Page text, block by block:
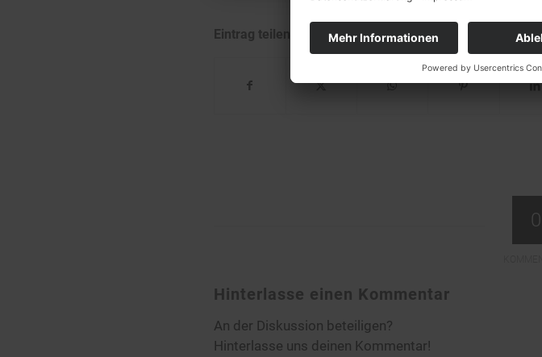
Eintrag teilen
0
Hinterlasse einen Kommentar
An der Diskussion beteiligen?
Hinterlasse uns deinen Kommentar!